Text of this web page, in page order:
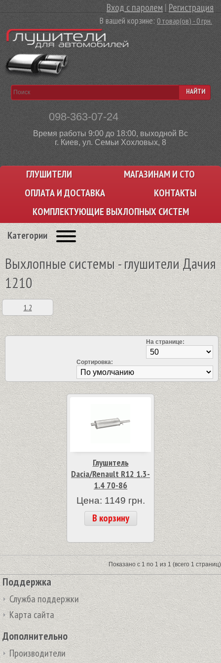
Вход с паролем |Регистрация
В вашей корзине:0 товар(ов) - 0 грн.
098-363-07-24
Время работы 9:00 до 18:00, выходной Вс
г. Киев, ул. Семьи Хохловых, 8
НАЙТИ
ГЛУШИТЕЛИ
МАГАЗИНАМ И СТО
ОПЛАТА И ДОСТАВКА
КОНТАКТЫ
КОМПЛЕКТУЮЩИЕ ВЫХЛОПНЫХ СИСТЕМ
Категории
Выхлопные системы - глушители Дачия
1210
1.2
На странице:
Сортировка:
Глушитель
Dacia/Renault R12 1.3-
1.4 70-86
Цена: 1149 грн.
В корзину
Показано с 1 по 1 из 1 (всего 1 страниц)
Поддержка
Служба поддержки
Карта сайта
Дополнительно
Производители